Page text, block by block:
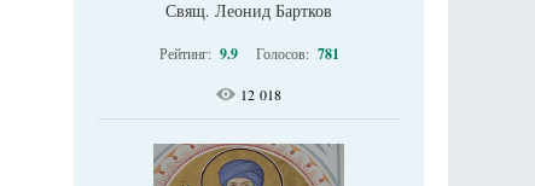
Свящ. Леонид Бартков
Рейтинг: 9.9 Голосов: 781
12 018